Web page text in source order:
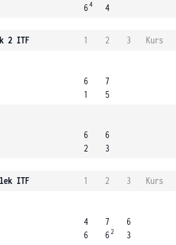
64
4
2 ITF 1 2 3
Kurs
6
1
7
5
6
2
6
3
ITF 1 2 3
Kurs
4
6
7
62
6
3